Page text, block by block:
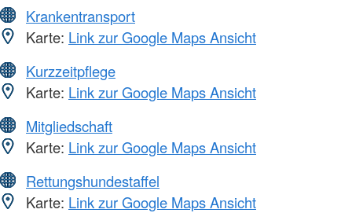
Krankentransport
Karte: Link zur Google Maps Ansicht
Kurzzeitpflege
Karte: Link zur Google Maps Ansicht
Mitgliedschaft
Karte: Link zur Google Maps Ansicht
Rettungshundestaffel
Karte: Link zur Google Maps Ansicht